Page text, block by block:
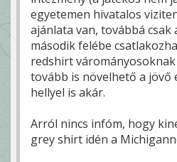
egyetemen hivatalos
ajánlata van, továbbá csak
második felébe
redshirt
tovább is növelhető a jövő
hellyel is akár.
Arról nincs infóm, hogy
grey shirt idén a